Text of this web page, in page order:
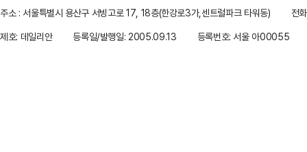
주소 : 서울특별시 용산구 서빙고로 17, 18층(한강로3가,센트럴파크 타워동)
전
제호: 데일리안
등록일/발행일: 2005.09.13 등록번호: 서울 아00055